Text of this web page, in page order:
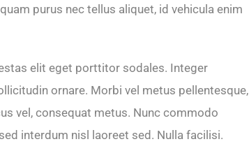
purus nec tellus aliquet, id vehicula enim
elit eget porttitor sodales. Integer
ornare. Morbi vel metus pellentesque,
vel, consequat metus. Nunc commodo
interdum nisl laoreet sed. Nulla facilisi.